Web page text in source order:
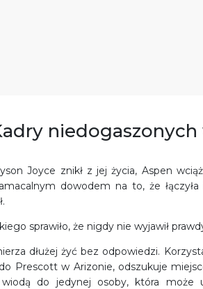
Joyce znikł z jej życia, Aspen
dowodem na to, że łączyła
sprawiło, że nigdy nie wyjawił
dłużej żyć bez odpowiedzi.
Prescott w Arizonie, odszukuje
do jedynej osoby, która może